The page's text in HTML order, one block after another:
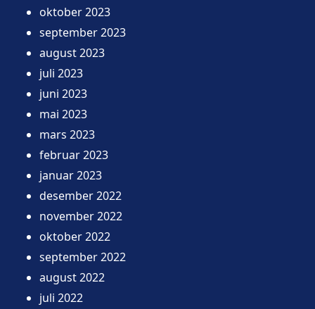
oktober 2023
september 2023
august 2023
juli 2023
juni 2023
mai 2023
mars 2023
februar 2023
januar 2023
desember 2022
november 2022
oktober 2022
september 2022
august 2022
juli 2022